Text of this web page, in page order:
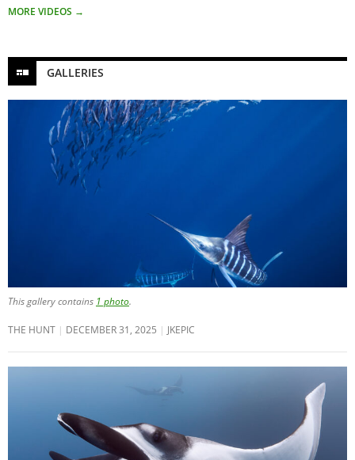
MORE VIDEOS →
GALLERIES
This gallery contains 1 photo.
THE HUNT DECEMBER 31, 2025 JKEPIC